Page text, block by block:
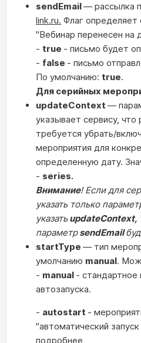
sendEmail— рассылка
link.ru. Флаг определяет
"Вебинар перенесен на
- true - письмо будет
- false - письмо
По умолчанию: true.
Для серийных
updateContext —
указывает сервису, что
требуется убрать/
мероприятия для
определенную дату.
- series.
Внимание! Если для
указать только
указатьupdateContext,
параметрsendEmail
startType — тип
умолчанию manual.
- manual - стандартное
автозапуска.
- autostart -
"автоматический
подробнее